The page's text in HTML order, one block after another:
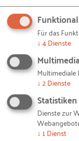
Funktional
Für das
↓ 4Dienste
Multimedia
↓ 2Dienste
Statistiken
Dienste zur
↓ 1 Dienst